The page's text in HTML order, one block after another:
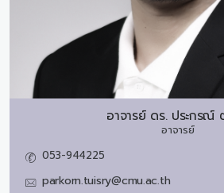
อาจารย์ ดร. ประกรณ์
อาจารย์
053-944225
parkorn.tuisry@cmu.ac.th